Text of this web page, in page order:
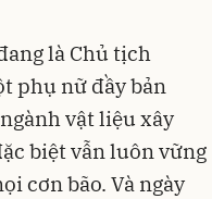
là Chủ tịch
phụ nữ đầy bản
vật liệu xây
biệt vẫn luôn vững
cơn bão. Và ngày